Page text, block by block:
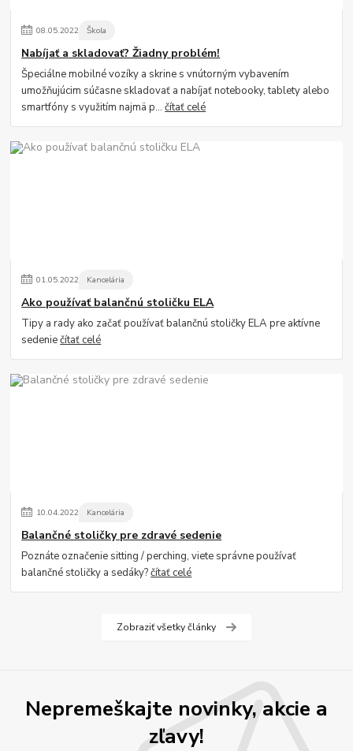
08.05.2022 Škola
Nabíjať a skladovať? Žiadny problém!
Špeciálne mobilné vozíky a skrine s vnútorným vybavením
umožňujúcim súčasne skladovať a nabíjať notebooky, tablety alebo
smartfóny s využitím najmä p...čítať celé
01.05.2022 Kancelária
Ako používať balančnú stoličku ELA
Tipy a rady ako začať používať balančnú stoličky ELA pre aktívne
sedeniečítať celé
10.04.2022 Kancelária
Balančné stoličky pre zdravé sedenie
Poznáte označenie sitting / perching, viete správne používať
balančné stoličky a sedáky?čítať celé
Zobraziť všetky články
Nepremeškajte novinky, akcie a
zľavy!